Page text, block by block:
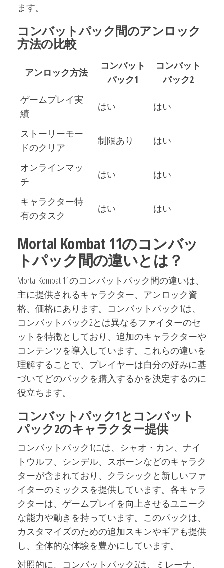
ます。
コンバットパック間のアンロック
方法の比較
アンロック方法
コンバット
パック1
コンバット
パック2
ゲームプレイ実
績
はい はい
ストーリーモー
ドのクリア
制限あり はい
オンラインマッ
チ
はい はい
キャラクター特
有のタスク
はい はい
Mortal Kombat 11のコンバッ
トパック間の違いとは？
Mortal Kombat 11のコンバットパック間の違いは、
主に提供されるキャラクター、アンロック資
格、価格にあります。コンバットパック1は、
コンバットパック2とは異なるファイターのセ
ットを特徴としており、追加のキャラクターや
コンテンツを導入しています。これらの違いを
理解することで、プレイヤーは自分の好みに基
づいてどのパックを購入するかを決定するのに
役立ちます。
コンバットパック1とコンバット
パック2のキャラクター提供
コンバットパック1には、シャオ・カン、ナイ
トウルフ、シンデル、スポーンなどのキャラク
ターが含まれており、クラシックと新しいファ
イターのミックスを提供しています。各キャラ
クターは、ゲームプレイを向上させるユニーク
な能力や動きを持っています。このパックは、
カスタマイズのための追加スキンやギアも提供
し、全体的な体験を豊かにしています。
対照的に、コンバットパック2は、ミレーナ、